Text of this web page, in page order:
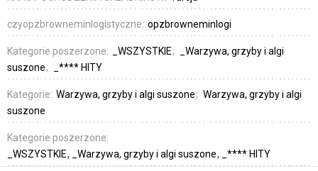
czyopzbrowneminlogistyczne: opzbrowneminlogi
Kategorie poszerzone: _WSZYSTKIE
_Warzywa, grzyby i algi
suszone
_**** HITY
Kategorie: Warzywa, grzyby i algi suszone
Warzywa, grzyby i algi
suszone
Kategorie poszerzone:
_WSZYSTKIE
_Warzywa, grzyby i algi suszone _**** HITY